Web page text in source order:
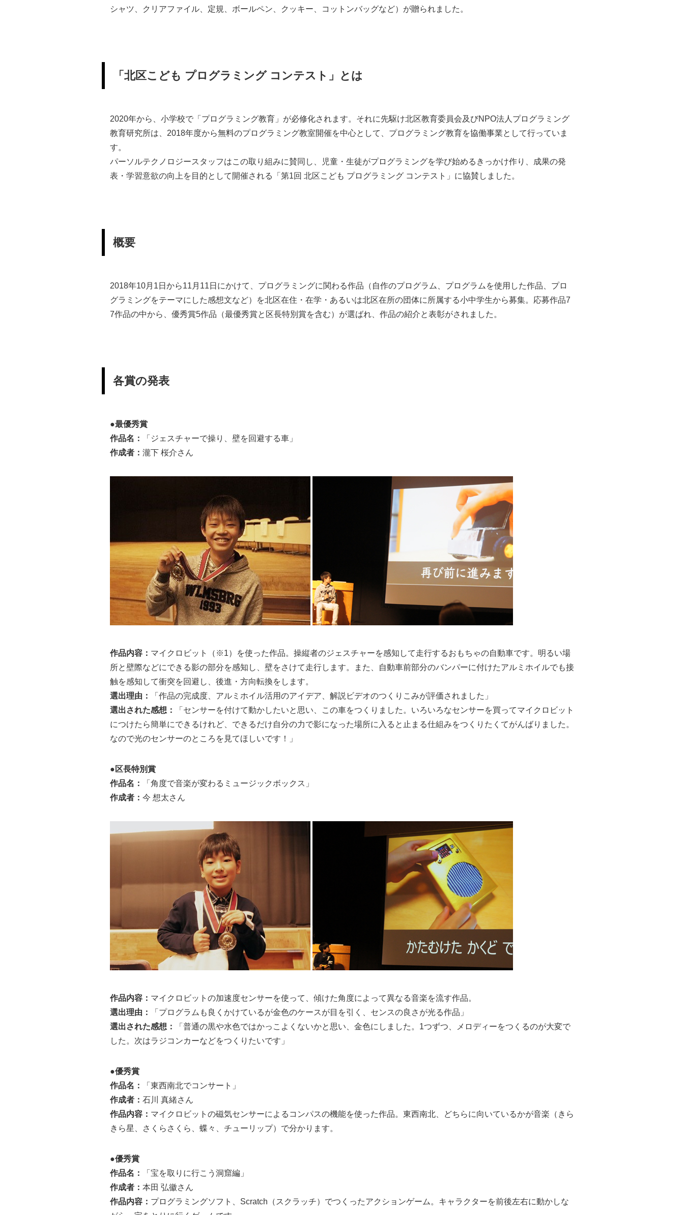
シャツ、クリアファイル、定規、ボールペン、クッキー、コットンバッグなど）が贈られました。
「北区こども プログラミング コンテスト」とは
2020年から、小学校で「プログラミング教育」が必修化されます。それに先駆け北区教育委員会及びNPO法人プログラミング
教育研究所は、2018年度から無料のプログラミング教室開催を中心として、プログラミング教育を協働事業として行っていま
す。
パーソルテクノロジースタッフはこの取り組みに賛同し、児童・生徒がプログラミングを学び始めるきっかけ作り、成果の発
表・学習意欲の向上を目的として開催される「第1回 北区こども プログラミング コンテスト」に協賛しました。
概要
2018年10月1日から11月11日にかけて、プログラミングに関わる作品（自作のプログラム、プログラムを使用した作品、プロ
グラミングをテーマにした感想文など）を北区在住・在学・あるいは北区在所の団体に所属する小中学生から募集。応募作品7
7作品の中から、優秀賞5作品（最優秀賞と区長特別賞を含む）が選ばれ、作品の紹介と表彰がされました。
各賞の発表
●最優秀賞
作品名：
「ジェスチャーで操り、壁を回避する車」
作成者： 瀧下 桜介さん
作品内容： マイクロビット（※1）を使った作品。操縦者のジェスチャーを感知して走行するおもちゃの自動車です。明るい場
所と壁際などにできる影の部分を感知し、壁をさけて走行します。また、自動車前部分のバンパーに付けたアルミホイルでも接
触を感知して衝突を回避し、後進・方向転換をします。
選出理由：
「作品の完成度、アルミホイル活用のアイデア、解説ビデオのつくりこみが評価されました」
選出された感想：
「センサーを付けて動かしたいと思い、この車をつくりました。いろいろなセンサーを買ってマイクロビット
につけたら簡単にできるけれど、できるだけ自分の力で影になった場所に入ると止まる仕組みをつくりたくてがんばりました。
なので光のセンサーのところを見てほしいです！」
●区長特別賞
作品名：
「角度で音楽が変わるミュージックボックス」
作成者： 今 想太さん
作品内容： マイクロビットの加速度センサーを使って、傾けた角度によって異なる音楽を流す作品。
選出理由：
「プログラムも良くかけているが金色のケースが目を引く、センスの良さが光る作品」
選出された感想：
「普通の黒や水色ではかっこよくないかと思い、金色にしました。1つずつ、メロディーをつくるのが大変で
した。次はラジコンカーなどをつくりたいです」
●優秀賞
作品名：
「東西南北でコンサート」
作成者： 石川 真緒さん
作品内容： マイクロビットの磁気センサーによるコンパスの機能を使った作品。東西南北、どちらに向いているかが音楽（きら
きら星、さくらさくら、蝶々、チューリップ）で分かります。
●優秀賞
作品名：
「宝を取りに行こう洞窟編」
作成者： 本田 弘徽さん
作品内容： プログラミングソフト、Scratch（スクラッチ）でつくったアクションゲーム。キャラクターを前後左右に動かしな